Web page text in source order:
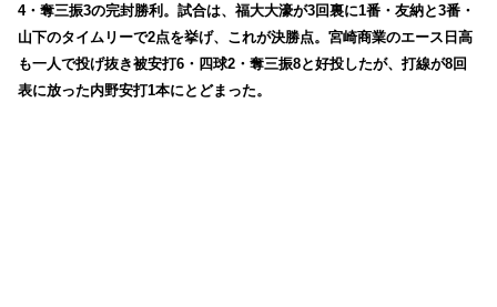
4・奪三振3の完封勝利。試合は、福大大濠が3回裏に1番・友納と3番・
山下のタイムリーで2点を挙げ、これが決勝点。宮崎商業のエース日高
も一人で投げ抜き被安打6・四球2・奪三振8と好投したが、打線が8回
表に放った内野安打1本にとどまった。